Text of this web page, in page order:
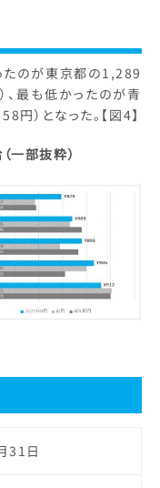
たのが東京都の1,289
最も低かったのが青
）となった。【図4】
一部抜粋）
31日